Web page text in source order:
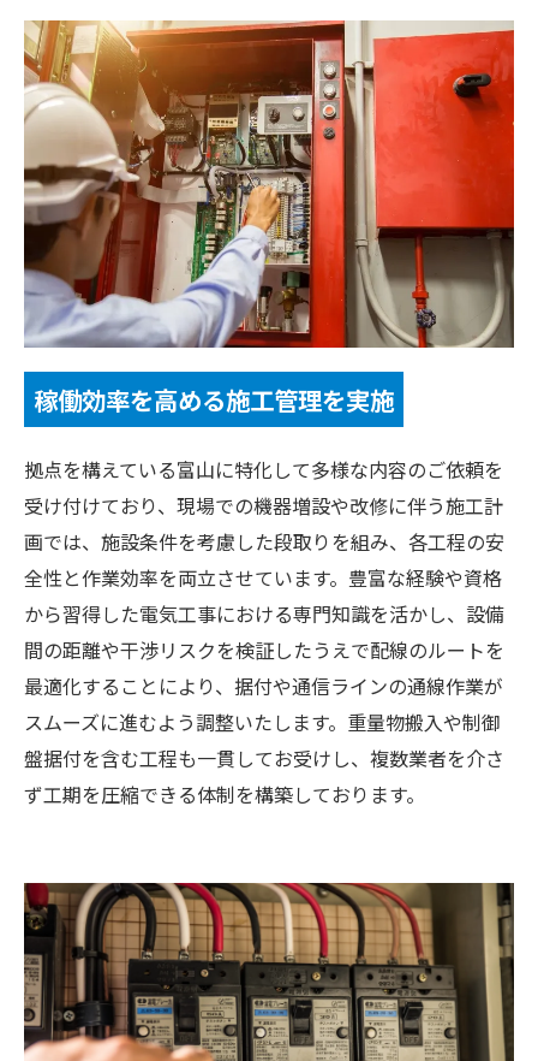
稼働効率を高める施工管理を実施
拠点を構えている富山に特化して多様な内容のご依頼を
受け付けており、現場での機器増設や改修に伴う施工計
画では、施設条件を考慮した段取りを組み、各工程の安
全性と作業効率を両立させています。豊富な経験や資格
から習得した電気工事における専門知識を活かし、設備
間の距離や干渉リスクを検証したうえで配線のルートを
最適化することにより、据付や通信ラインの通線作業が
スムーズに進むよう調整いたします。重量物搬入や制御
盤据付を含む工程も一貫してお受けし、複数業者を介さ
ず工期を圧縮できる体制を構築しております。